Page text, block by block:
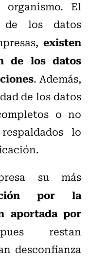
El
de los datos
existen
de los datos
. Además,
de los datos
o no
lo
su más
por la
aportada por
restan
desconfianza